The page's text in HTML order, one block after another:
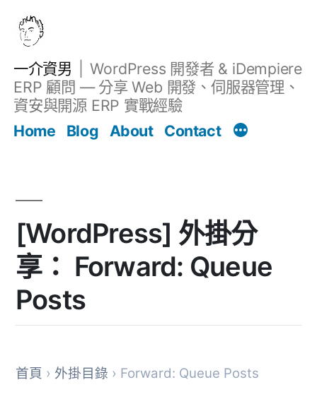
一介資男
WordPress 開發者 & iDempiere
ERP 顧問 — 分享 Web 開發、伺服器管理、
資安與開源 ERP 實戰經驗
Home
Blog About Contact
[WordPress] 外掛分
享： Forward: Queue
Posts
首頁 › 外掛目錄 › Forward: Queue Posts
文章 Filter